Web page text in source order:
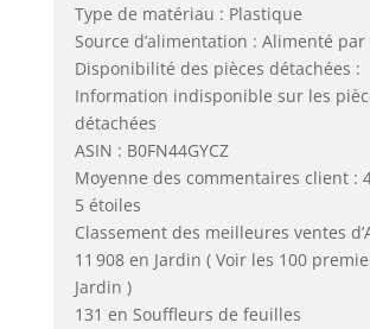
Type de matériau : Plastique
Source d’alimentation : Alimenté
Disponibilité des pièces détachées :
Information indisponible sur les
détachées
ASIN : B0FN44GYCZ
Moyenne des commentaires client :
5 étoiles
Classement des meilleures ventes
11 908 en Jardin ( Voir les 100
Jardin )
131 en Souffleurs de feuilles